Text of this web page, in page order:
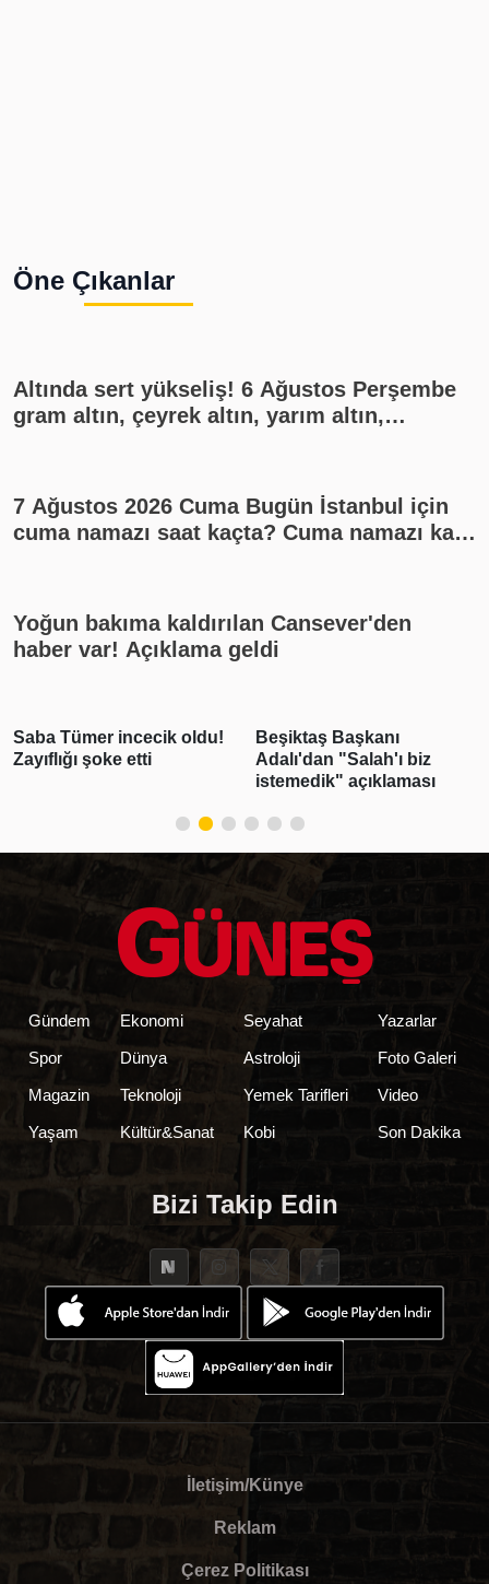
Öne Çıkanlar
Altında sert yükseliş! 6 Ağustos Perşembe
gram altın, çeyrek altın, yarım altın,
7 Ağustos 2026 Cuma Bugün İstanbul için
cuma namazı saat kaçta? Cuma namazı kaç
Yoğun bakıma kaldırılan Cansever'den
haber var! Açıklama geldi
Saba Tümer incecik oldu!
Zayıflığı şoke etti
Beşiktaş Başkanı
Adalı'dan "Salah'ı biz
istemedik" açıklaması
Gündem
Spor
Magazin
Yaşam
Ekonomi
Dünya
Teknoloji
Kültür&Sanat
Seyahat
Astroloji
Yemek Tarifleri
Kobi
Yazarlar
Foto Galeri
Video
Son Dakika
Bizi Takip Edin
İletişim/Künye
Reklam
Çerez Politikası